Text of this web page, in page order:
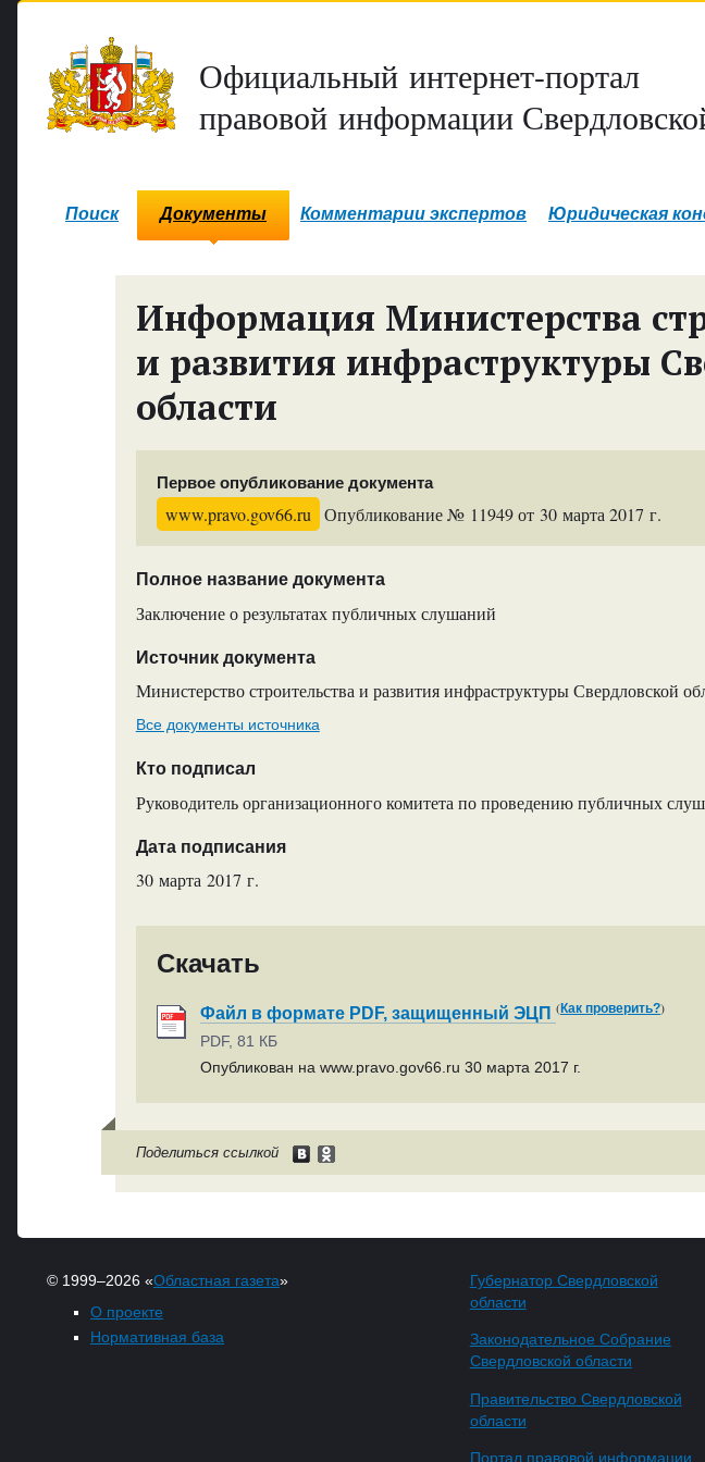
Официальный интернет-портал
правовой информации
Поиск Документы Комментарии экспертов Юридическая
Информация Министерства
и развития инфраструктуры
области
Первое опубликование документа
www.pravo.gov66.ru Опубликование № 11949 от 30 марта 2017 г.
Полное название документа
Заключение о результатах публичных слушаний
Источник документа
Министерство строительства и развития инфраструктуры Свердловской
Все документы источника
Кто подписал
Руководитель организационного комитета по проведению публичных
Дата подписания
30 марта 2017 г.
Скачать
Файл в формате PDF, защищенный ЭЦП (Как проверить?)
PDF, 81 КБ
Опубликован на www.pravo.gov66.ru 30 марта 2017 г.
Поделиться ссылкой
© 1999–2026 «Областная газета»
О проекте
Нормативная база
Губернатор Свердловской
области
Законодательное Собрание
Свердловской области
Правительство Свердловской
области
Портал правовой информации